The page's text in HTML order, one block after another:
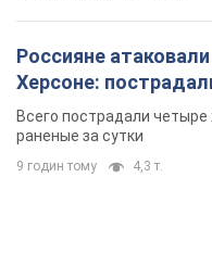
Россияне
Херсоне:
Всего пострадали
раненые за сутки
9 годин тому 4,3 т.